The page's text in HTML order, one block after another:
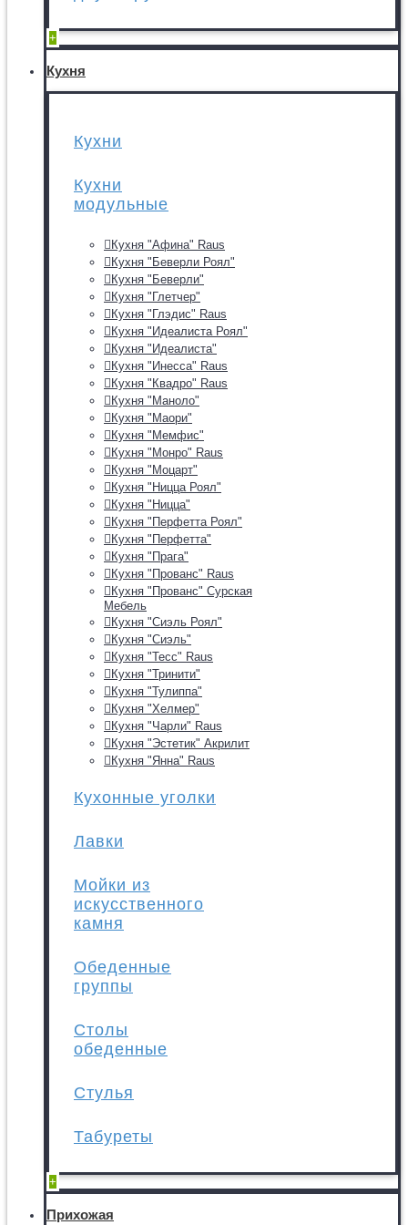
+
Кухня
Кухни
Кухни
модульные
Кухня "Афина" Raus
Кухня "Беверли Роял"
Кухня "Беверли"
Кухня "Глетчер"
Кухня "Глэдис" Raus
Кухня "Идеалиста Роял"
Кухня "Идеалиста"
Кухня "Инесса" Raus
Кухня "Квадро" Raus
Кухня "Маноло"
Кухня "Маори"
Кухня "Мемфис"
Кухня "Монро" Raus
Кухня "Моцарт"
Кухня "Ницца Роял"
Кухня "Ницца"
Кухня "Перфетта Роял"
Кухня "Перфетта"
Кухня "Прага"
Кухня "Прованс" Raus
Кухня "Прованс" Сурская
Мебель
Кухня "Сиэль Роял"
Кухня "Сиэль"
Кухня "Тесс" Raus
Кухня "Тринити"
Кухня "Тулиппа"
Кухня "Хелмер"
Кухня "Чарли" Raus
Кухня "Эстетик" Акрилит
Кухня "Янна" Raus
Кухонные уголки
Лавки
Мойки из
искусственного
камня
Обеденные
группы
Столы
обеденные
Стулья
Табуреты
+
Прихожая